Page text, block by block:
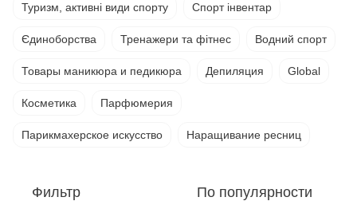
Туризм, активні види спорту Спорт інвентар
Єдиноборства Тренажери та фітнес Водний спорт
Товары маникюра и педикюра Депиляция Global
Косметика Парфюмерия
Парикмахерское искусство Наращивание ресниц
Фильтр По популярности